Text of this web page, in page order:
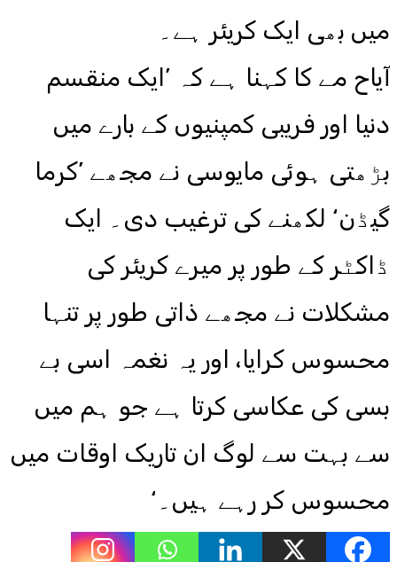
میں بھی ایک کریئر ہے۔
آیاح مے کا کہنا ہے کہ ’ایک منقسم
دنیا اور فریبی کمپنیوں کے بارے میں
بڑھتی ہوئی مایوسی نے مجھے ’کرما
گیڈن‘ لکھنے کی ترغیب دی۔ ایک
ڈاکٹر کے طور پر میرے کریئر کی
مشکلات نے مجھے ذاتی طور پر تنہا
محسوس کرایا، اور یہ نغمہ اسی بے
بسی کی عکاسی کرتا ہے جو ہم میں
سے بہت سے لوگ ان تاریک اوقات میں
محسوس کر رہے ہیں۔‘